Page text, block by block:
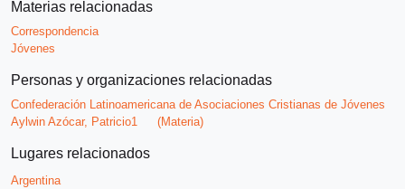
Materias relacionadas
Correspondencia
Jóvenes
Personas y organizaciones relacionadas
Confederación Latinoamericana de Asociaciones Cristianas de Jóvenes
Aylwin Azócar, Patricio1
(Materia)
Lugares relacionados
Argentina